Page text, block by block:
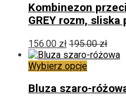
ma
wiele
Opcje
można
wybrać
na
stronie
produktu
Kombinezon
GREY rozm,
156.00 zł 195.00zł
Wybierz opcjeTen
ma
Bluza szaro-